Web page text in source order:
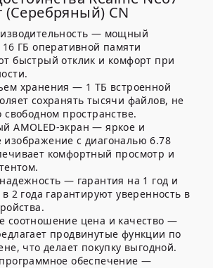
(Серебряный) CN
— мощный
ГБ оперативной памяти
быстрый отклик и комфорт при
хранения — 1 ТБ встроенной
сохранять тысячи файлов, не
свободном пространстве.
AMOLED-экран — яркое и
с диагональю 6.78
комфортный просмотр и
— гарантия на 1 год и
2 года гарантируют уверенность в
соотношение цена и качество —
продвинутые функции по
что делает покупку выгодной.
обеспечение —